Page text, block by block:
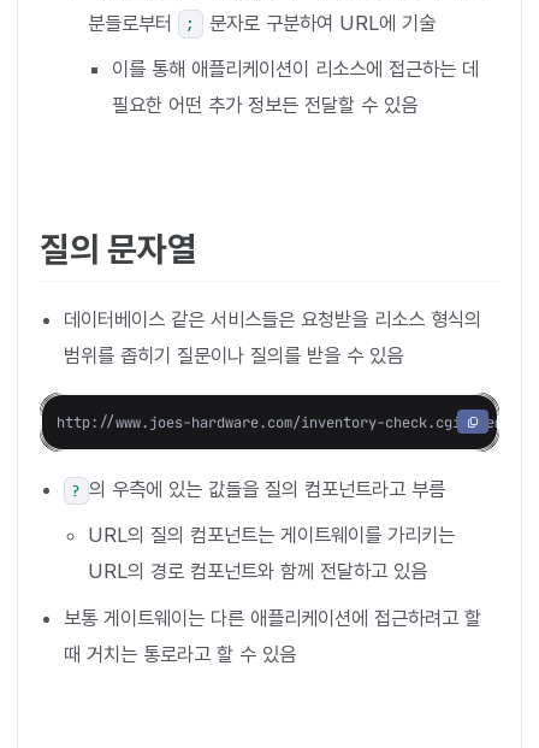
분들로부터
;
문자로 구분하여 URL에 기술
이를 통해 애플리케이션이 리소스에 접근하는 데
필요한 어떤 추가 정보든 전달할 수 있음
질의 문자열
데이터베이스 같은 서비스들은 요청받을 리소스 형식의
범위를 좁히기 질문이나 질의를 받을 수 있음
? 의 우측에 있는 값들을 질의 컴포넌트라고 부름
URL의 질의 컴포넌트는 게이트웨이를 가리키는
URL의 경로 컴포넌트와 함께 전달하고 있음
보통 게이트웨이는 다른 애플리케이션에 접근하려고 할
때 거치는 통로라고 할 수 있음